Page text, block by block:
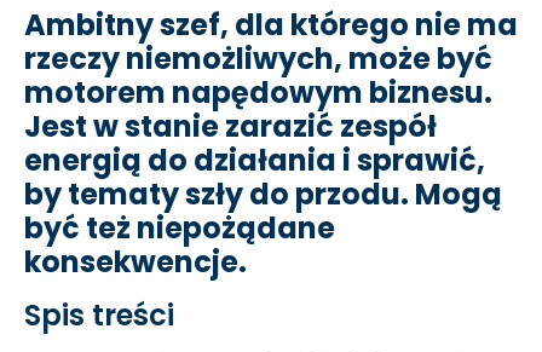
Ambitny szef, dla którego nie ma
rzeczy niemożliwych, może być
motorem napędowym biznesu.
Jest w stanie zarazić zespół
energią do działania i sprawić,
by tematy szły do przodu. Mogą
być też niepożądane
konsekwencje.
Spis treści